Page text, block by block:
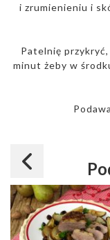
i zrumienieniu i
Patelnię
minut żeby w
Dodaj do
Wybierz listę: